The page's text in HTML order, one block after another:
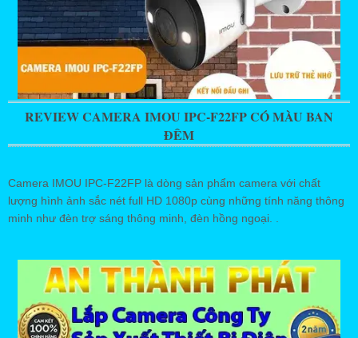
REVIEW CAMERA IMOU IPC-F22FP CÓ MÀU BAN
ĐÊM
Camera IMOU IPC-F22FP là dòng sản phẩm camera với chất
lượng hình ảnh sắc nét full HD 1080p cùng những tính năng thông
minh như đèn trợ sáng thông minh, đèn hồng ngoại. .